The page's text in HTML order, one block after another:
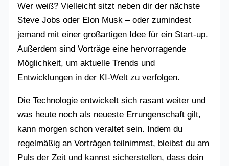
Wer weiß? Vielleicht sitzt neben dir der nächste
Steve Jobs oder Elon Musk – oder zumindest
jemand mit einer großartigen Idee für ein Start-up.
Außerdem sind Vorträge eine hervorragende
Möglichkeit, um aktuelle Trends und
Entwicklungen in der KI-Welt zu verfolgen.
Die Technologie entwickelt sich rasant weiter und
was heute noch als neueste Errungenschaft gilt,
kann morgen schon veraltet sein. Indem du
regelmäßig an Vorträgen teilnimmst, bleibst du am
Puls der Zeit und kannst sicherstellen, dass dein